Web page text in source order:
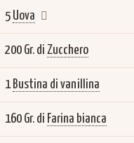
5 Uova
200 Gr. di Zucchero
1 Bustina di vanillina
160 Gr. di Farina bianca